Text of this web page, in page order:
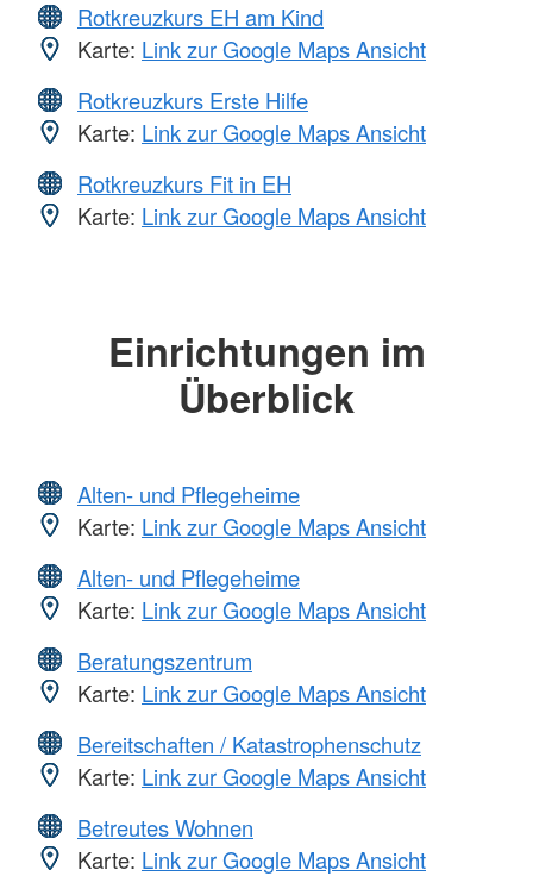
Rotkreuzkurs EH am Kind
Karte: Link zur Google Maps Ansicht
Rotkreuzkurs Erste Hilfe
Karte: Link zur Google Maps Ansicht
Rotkreuzkurs Fit in EH
Karte: Link zur Google Maps Ansicht
Einrichtungen im
Überblick
Alten- und Pflegeheime
Karte: Link zur Google Maps Ansicht
Alten- und Pflegeheime
Karte: Link zur Google Maps Ansicht
Beratungszentrum
Karte: Link zur Google Maps Ansicht
Bereitschaften / Katastrophenschutz
Karte: Link zur Google Maps Ansicht
Betreutes Wohnen
Karte: Link zur Google Maps Ansicht